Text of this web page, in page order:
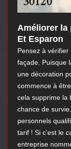
Améliorer la
Et Esparon
Pensez à vérifier
façade. Puisque
une décoration
commence à
cela supprime la
chance de
personnels
tarif ! Si c’est le
entreprise